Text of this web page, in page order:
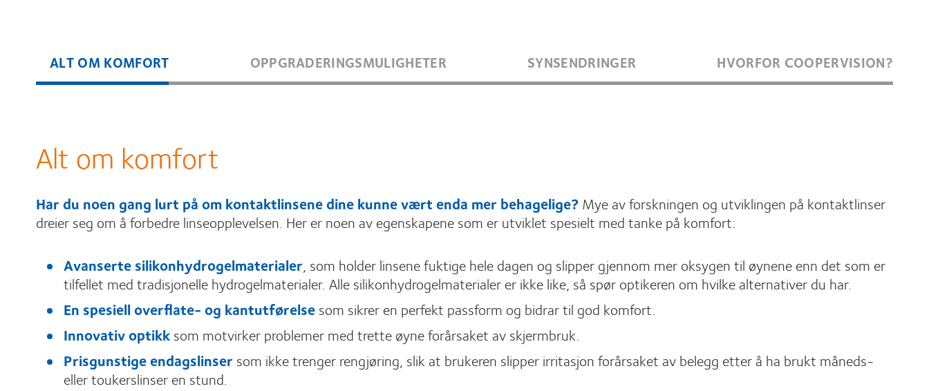
ALT OM KOMFORT OPPGRADERINGSMULIGHETER SYNSENDRINGER HVORFOR COOPERVISION?
Alt om komfort
Har du noen gang lurt på om kontaktlinsene dine kunne vært enda mer behagelige?Mye av forskningen og utviklingen på kontaktlinser
dreier seg om å forbedre linseopplevelsen. Her er noen av egenskapene som er utviklet spesielt med tanke på komfort:
Avanserte silikonhydrogelmaterialer, som holder linsene fuktige hele dagen og slipper gjennom mer oksygen til øynene enn det som er
tilfellet med tradisjonelle hydrogelmaterialer. Alle silikonhydrogelmaterialer er ikke like, så spør optikeren om hvilke alternativer du har.
En spesiell overflate- og kantutførelsesom sikrer en perfekt passform og bidrar til god komfort.
Innovativ optikksom motvirker problemer med trette øyne forårsaket av skjermbruk.
Prisgunstige endagslinsersom ikke trenger rengjøring, slik at brukeren slipper irritasjon forårsaket av belegg etter å ha brukt måneds-
eller toukerslinser en stund.